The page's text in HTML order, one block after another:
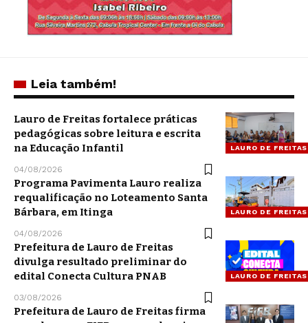
Leia também!
LAURO DE FREITAS
Lauro de Freitas fortalece práticas
pedagógicas sobre leitura e escrita
na Educação Infantil
04/08/2026
LAURO DE FREITAS
Programa Pavimenta Lauro realiza
requalificação no Loteamento Santa
Bárbara, em Itinga
04/08/2026
LAURO DE FREITAS
Prefeitura de Lauro de Freitas
divulga resultado preliminar do
edital Conecta Cultura PNAB
03/08/2026
Prefeitura de Lauro de Freitas firma